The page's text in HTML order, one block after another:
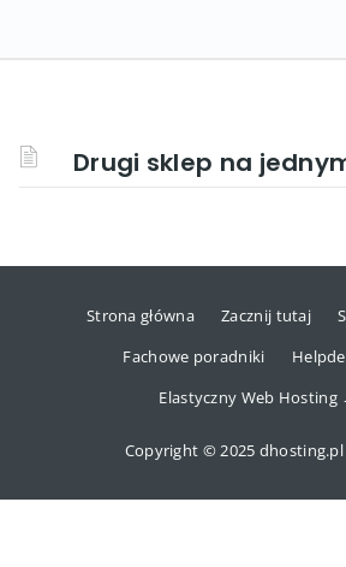
Drugi sklep na
Strona główna Zacznij tutaj
Fachowe poradniki
Elastyczny Web Hosting
Copyright © 2025 dhosting.pl